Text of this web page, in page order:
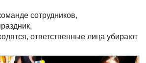
сотрудников,
ответственные лица убирают